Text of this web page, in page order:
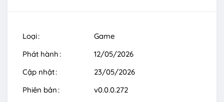
Loại
Game
Phát hành
12/05/2026
Cập nhật
23/05/2026
Phiên bản
v0.0.0.272